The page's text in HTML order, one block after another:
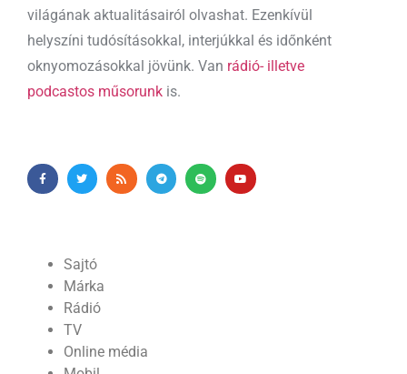
világának aktualitásairól olvashat. Ezenkívül
helyszíni tudósításokkal, interjúkkal és időnként
oknyomozásokkal jövünk. Van rádió- illetve
podcastos műsorunk is.
Sajtó
Márka
Rádió
TV
Online média